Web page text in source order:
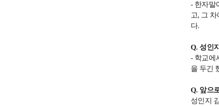
- 한자말
고, 그
다.
Q.성인
- 학교에
을 두긴
Q. 앞으
성인지